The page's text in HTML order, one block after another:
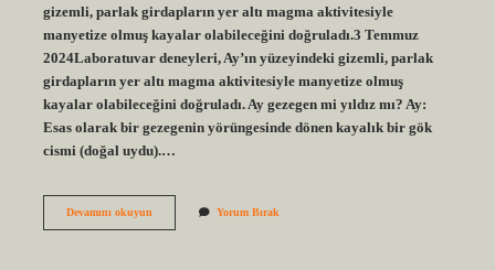
gizemli, parlak girdapların yer altı magma aktivitesiyle
manyetize olmuş kayalar olabileceğini doğruladı.3 Temmuz
2024Laboratuvar deneyleri, Ay’ın yüzeyindeki gizemli, parlak
girdapların yer altı magma aktivitesiyle manyetize olmuş
kayalar olabileceğini doğruladı. Ay gezegen mi yıldız mı? Ay:
Esas olarak bir gezegenin yörüngesinde dönen kayalık bir gök
cismi (doğal uydu).…
Devamını okuyunAyın
Yorum Bırak